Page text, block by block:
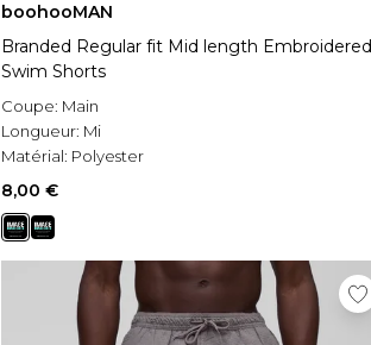
boohooMAN
Branded Regular fit Mid length Embroidered
Swim Shorts
Coupe: Main
Longueur: Mi
Matérial: Polyester
8,00 €